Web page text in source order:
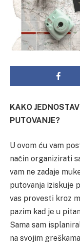
KAKO
PUTOVANJE?
U ovom ću vam
način organizirati
vam ne zadaje
putovanja iziskuje
vas provesti kroz
pazim kad je u
Sama sam
na svojim